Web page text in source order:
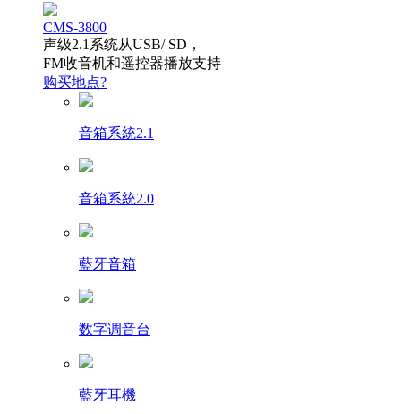
CMS-3800
声级2.1系统从USB/ SD，
FM收音机和遥控器播放支持
购买地点?
音箱系統2.1
音箱系統2.0
藍牙音箱
数字调音台
藍牙耳機